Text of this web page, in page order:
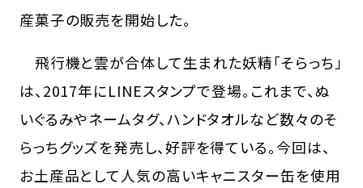
産菓子の販売を開始した。
飛行機と雲が合体して生まれた妖精「そらっち」
は、2017年にLINEスタンプで登場。これまで、ぬ
いぐるみやネームタグ、ハンドタオルなど数々のそ
らっちグッズを発売し、好評を得ている。今回は、
お土産品として人気の高いキャニスター缶を使用